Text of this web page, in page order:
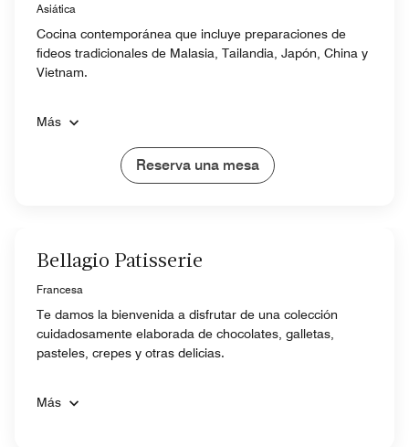
Asiática
Cocina contemporánea que incluye preparaciones de
fideos tradicionales de Malasia, Tailandia, Japón, China y
Vietnam.
Más
Reserva una mesa
Bellagio Patisserie
Francesa
Te damos la bienvenida a disfrutar de una colección
cuidadosamente elaborada de chocolates, galletas,
pasteles, crepes y otras delicias.
Más